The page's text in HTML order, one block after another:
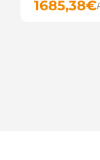
1685,38€